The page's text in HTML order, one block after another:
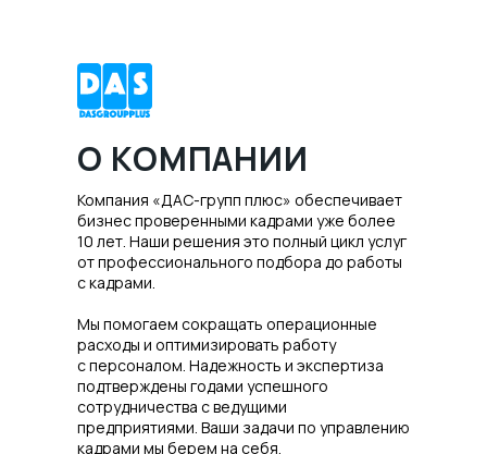
О КОМПАНИИ
Компания «ДАС-групп плюс» обеспечивает
бизнес проверенными кадрами уже более
10 лет. Наши решения это полный цикл услуг
от профессионального подбора до работы
с кадрами.
Мы помогаем сокращать операционные
расходы и оптимизировать работу
с персоналом. Надежность и экспертиза
подтверждены годами успешного
сотрудничества с ведущими
предприятиями. Ваши задачи по управлению
кадрами мы берем на себя.